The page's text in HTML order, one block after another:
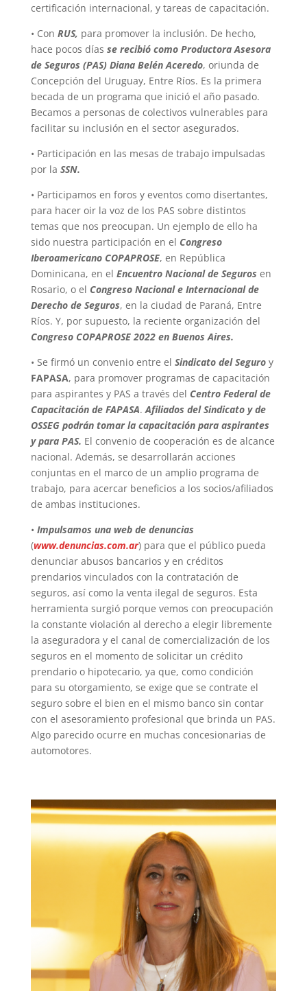
certificación internacional, y tareas de capacitación.
• Con RUS, para promover la inclusión. De hecho,
hace pocos días se recibió como Productora Asesora
de Seguros (PAS) Diana Belén Aceredo, oriunda de
Concepción del Uruguay, Entre Ríos. Es la primera
becada de un programa que inició el año pasado.
Becamos a personas de colectivos vulnerables para
facilitar su inclusión en el sector asegurados.
• Participación en las mesas de trabajo impulsadas
por la SSN.
• Participamos en foros y eventos como disertantes,
para hacer oir la voz de los PAS sobre distintos
temas que nos preocupan. Un ejemplo de ello ha
sido nuestra participación en el Congreso
Iberoamericano COPAPROSE, en República
Dominicana, en el Encuentro Nacional de Seguros en
Rosario, o el Congreso Nacional e Internacional de
Derecho de Seguros, en la ciudad de Paraná, Entre
Ríos. Y, por supuesto, la reciente organización del
Congreso COPAPROSE 2022 en Buenos Aires.
• Se firmó un convenio entre el Sindicato del Seguroy
FAPASA, para promover programas de capacitación
para aspirantes y PAS a través del Centro Federal de
Capacitación de FAPASA. Afiliados del Sindicato y de
OSSEG podrán tomar la capacitación para aspirantes
y para PAS. El convenio de cooperación es de alcance
nacional. Además, se desarrollarán acciones
conjuntas en el marco de un amplio programa de
trabajo, para acercar beneficios a los socios/afiliados
de ambas instituciones.
• Impulsamos una web de denuncias
(www.denuncias.com.ar) para que el público pueda
denunciar abusos bancarios y en créditos
prendarios vinculados con la contratación de
seguros, así como la venta ilegal de seguros. Esta
herramienta surgió porque vemos con preocupación
la constante violación al derecho a elegir libremente
la aseguradora y el canal de comercialización de los
seguros en el momento de solicitar un crédito
prendario o hipotecario, ya que, como condición
para su otorgamiento, se exige que se contrate el
seguro sobre el bien en el mismo banco sin contar
con el asesoramiento profesional que brinda un PAS.
Algo parecido ocurre en muchas concesionarias de
automotores.